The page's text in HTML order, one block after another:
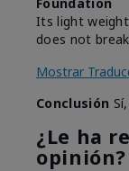
Its light
does not
Mostrar
Conclusión
¿Le ha
opinión?